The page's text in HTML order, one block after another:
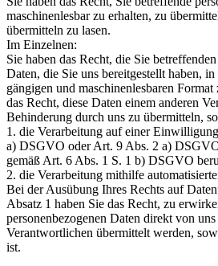
maschinenlesbar zu erhalten, zu
übermitteln zu lasen.
Im Einzelnen:
Sie haben das Recht, die Sie
Daten, die Sie uns bereitgestellt haben,
gängigen und maschinenlesbaren
das Recht, diese Daten einem anderen
Behinderung durch uns zu übermitteln,
1. die Verarbeitung auf einer
a) DSGVO oder Art. 9 Abs. 2 a)
gemäß Art. 6 Abs. 1 S. 1 b) DSGVO
2. die Verarbeitung mithilfe
Bei der Ausübung Ihres Rechts auf
Absatz 1 haben Sie das Recht, zu
personenbezogenen Daten direkt von uns
Verantwortlichen übermittelt werden,
ist.